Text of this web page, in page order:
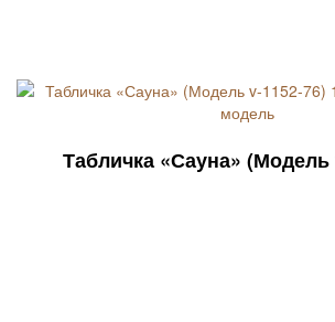
Табличка «Сауна» (Модель